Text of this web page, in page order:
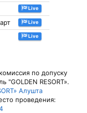
Live
Live
Live
по допуску
"GOLDEN RESORT».
Алушта
проведения: